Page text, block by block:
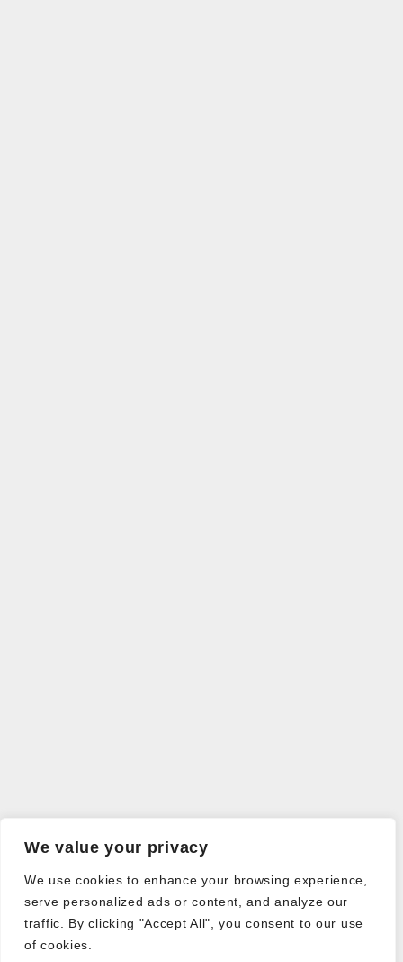
We value your privacy
We use cookies to enhance your browsing experience,
serve personalized ads or content, and analyze our
traffic. By clicking "Accept All", you consent to our use
of cookies.